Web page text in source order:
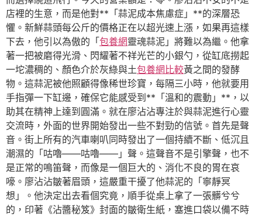
店裡的生意，而是他對**「蒜泥成本焦慮症」**的深層恐
懼。新鮮蒜頭每公斤的價格正在以超光速上漲，如果再這樣
下去，他引以為傲的「 包養網靈魂蒜泥」將難以為繼。他拿
著一把被磨得光滑、閃耀著不祥光芒的小銀勺，從缸底撈起
一坨濃稠的、顏色介於灰綠與土包養網比較黃之間的發酵
物。這蒜泥被他照顧得像稀世珍寶，每隔三小時，他就要用
手指彈一下缸邊，確保它能感受到**「溫和的震動」**，以
助其在精神上達到圓滿。就在廖沾沾專注於與蒜泥進行心靈
交流時，外面的世界開始發出一些不對勁的信號。首先是聲
音。街上所有的汽車喇叭同時發出了一個持續不斷、低沉且
潮濕的「咕嚕——咕嚕——」聲。這聲音不是引擎聲，也不
是正常的鳴笛聲，而像是一個巨大的、消化不良的胃在哀
嚎。廖沾沾皺著眉頭，這嚴重干擾了他蒜泥的「寧靜冥
想」。他決定出去看個究竟，順手從桌上拿了一張髒兮兮
的，印著《沾醬秘笈》封面的皺衛生紙，塞進口袋以備不時